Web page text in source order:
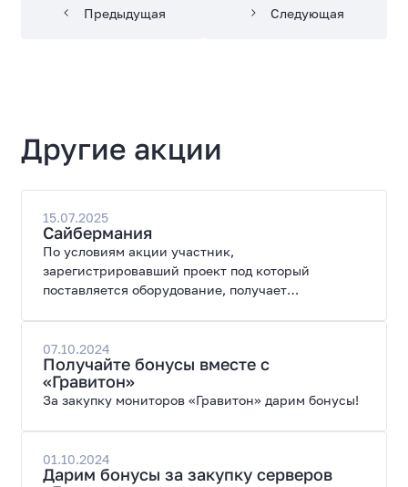
Предыдущая Следующая
Другие акции
15.07.2025
Сайбермания
По условиям акции участник,
зарегистрировавший проект под который
поставляется оборудование, получает
07.10.2024
Получайте бонусы вместе с
«Гравитон»
За закупку мониторов «Гравитон» дарим бонусы!
01.10.2024
Дарим бонусы за закупку серверов